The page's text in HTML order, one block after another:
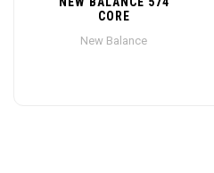
CORE
New Balance